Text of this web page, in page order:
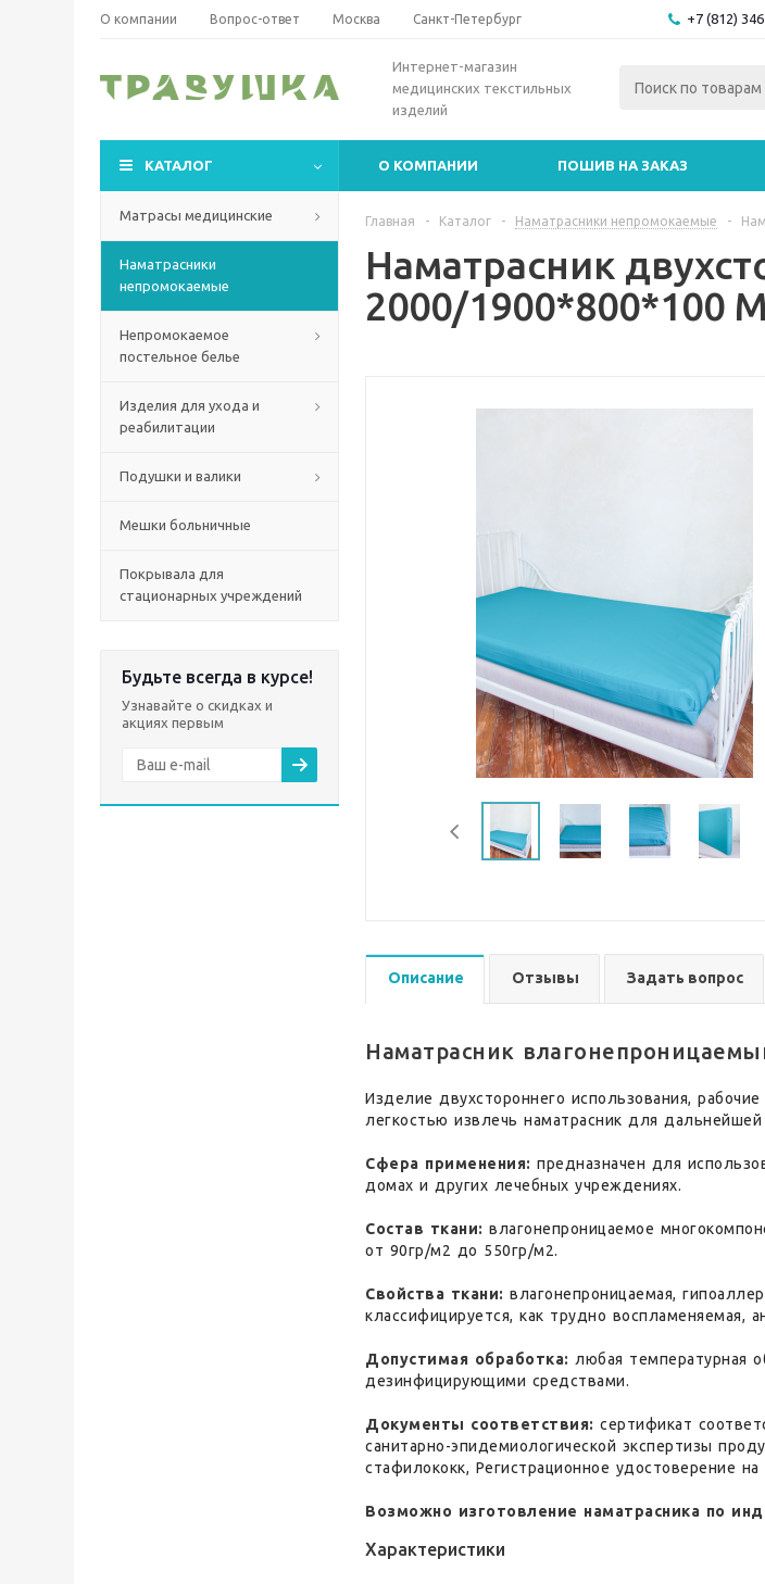
О компании Вопрос-ответ Москва Санкт-Петербург +7 (812)
Интернет-магазин
медицинских текстильных
изделий
КАТАЛОГ О КОМПАНИИ ПОШИВ НА ЗАКАЗ
Матрасы медицинские
Наматрасники
непромокаемые
Непромокаемое
постельное белье
Изделия для ухода и
реабилитации
Подушки и валики
Мешки больничные
Покрывала для
стационарных учреждений
Будьте всегда в курсе!
Узнавайте о скидках и
акциях первым
Главная - Каталог - Наматрасники непромокаемые -
Наматрасник
2000/1900*800*100
Описание Отзывы Задать вопрос
Наматрасник
Изделие двухстороннего использования,
легкостью извлечь наматрасник для дальнейшей
Сфера применения: предназначен для
домах и других лечебных учреждениях.
Состав ткани: влагонепроницаемое
от 90гр/м2 до 550гр/м2.
Свойства ткани: влагонепроницаемая,
классифицируется, как трудно воспламеняемая,
Допустимая обработка: любая температурная
дезинфицирующими средствами.
Документы соответствия: сертификат
санитарно-эпидемиологической экспертизы
стафилококк, Регистрационное удостоверение
Возможно изготовление наматрасника по
Характеристики